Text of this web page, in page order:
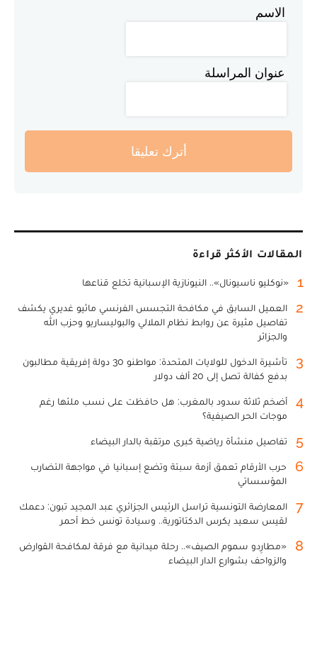
الاسم
عنوان المراسلة
أترك تعليقا
المقالات الأكثر قراءة
1 «نوكليو ناسيونال».. النيونازية الإسبانية تخلع قناعها
2
العميل السابق في مكافحة التجسس الفرنسي ماثيو غديري يكشف
تفاصيل مثيرة عن روابط نظام الملالي والبوليساريو وحزب الله
والجزائر
3
تأشيرة الدخول للولايات المتحدة: مواطنو 30 دولة إفريقية مطالبون
بدفع كفالة تصل إلى 20 ألف دولار
4
أضخم ثلاثة سدود بالمغرب: هل حافظت على نسب ملئها رغم
موجات الحر الصيفية؟
5 تفاصيل منشأة رياضية كبرى مرتقبة بالدار البيضاء
6
حرب الأرقام تعمق أزمة سبتة وتضع إسبانيا في مواجهة التضارب
المؤسساتي
7
المعارضة التونسية تراسل الرئيس الجزائري عبد المجيد تبون: دعمك
لقيس سعيد يكرس الدكتاتورية.. وسيادة تونس خط أحمر
8
«مطارِدو سموم الصيف».. رحلة ميدانية مع فرقة لمكافحة القوارض
والزواحف بشوارع الدار البيضاء